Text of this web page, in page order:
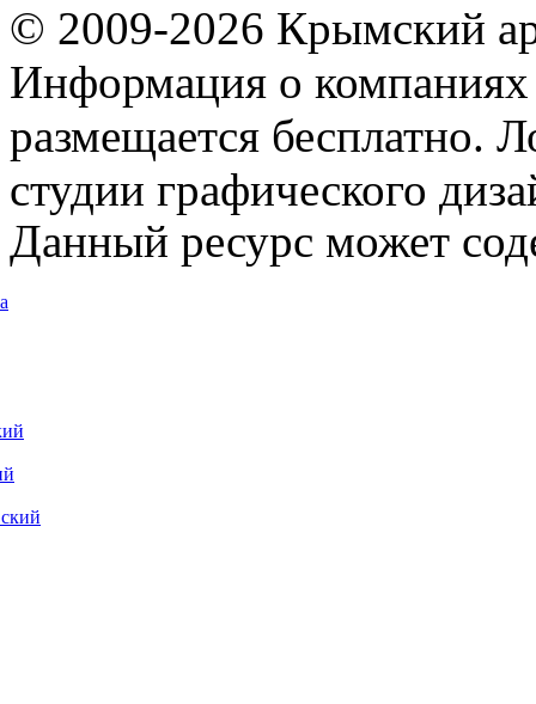
© 2009-2026 Крымский
Информация о компаниях
размещается бесплатно.
студии графического
Данный ресурс может